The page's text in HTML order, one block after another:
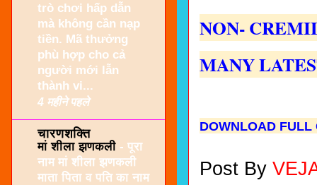
NON-
MANY
DOWNLOAD
Post By
trò chơi hấp dẫn
mà không cần nạp
tiền. Mã thưởng
phù hợp cho cả
người mới lẫn
thành vi...
4 महीने पहले
चारणशक्ति
मां शीला झणकली - पूरा
नाम मां शीला झणकली
माता पिता व पति का नाम